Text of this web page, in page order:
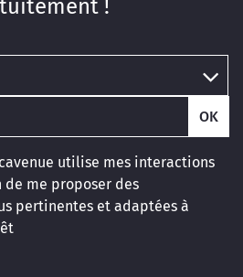
!
OK
utilise mes interactions
de me proposer des
pertinentes et adaptées à